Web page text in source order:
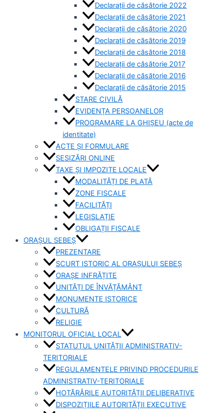
Declarații de căsătorie 2022
Declarații de căsătorie 2021
Declarații de căsătorie 2020
Declarații de căsătorie 2019
Declarații de căsătorie 2018
Declarații de căsătorie 2017
Declarații de căsătorie 2016
Declarații de căsătorie 2015
STARE CIVILĂ
EVIDENȚA PERSOANELOR
PROGRAMARE LA GHIȘEU (acte de
identitate)
ACTE ȘI FORMULARE
SESIZĂRI ONLINE
TAXE ȘI IMPOZITE LOCALE
MODALITĂȚI DE PLATĂ
ZONE FISCALE
FACILITĂȚI
LEGISLAȚIE
OBLIGAȚII FISCALE
ORAȘUL SEBEȘ
PREZENTARE
SCURT ISTORIC AL ORAȘULUI SEBEȘ
ORAȘE INFRĂȚITE
UNITĂȚI DE ÎNVĂȚĂMÂNT
MONUMENTE ISTORICE
CULTURĂ
RELIGIE
MONITORUL OFICIAL LOCAL
STATUTUL UNITĂȚII ADMINISTRATIV-
TERITORIALE
REGULAMENTELE PRIVIND PROCEDURILE
ADMINISTRATIV-TERITORIALE
HOTĂRÂRILE AUTORITĂȚII DELIBERATIVE
DISPOZIȚIILE AUTORITĂȚII EXECUTIVE